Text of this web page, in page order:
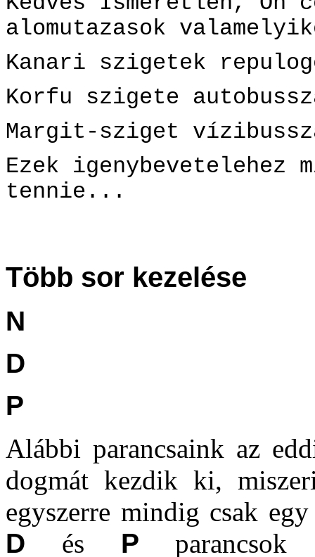
alomutazasok
Kanari szigetek
Korfu szigete
Margit-sziget
Ezek igenybevetelehez
tennie...
Több sor kezelése
N
D
P
Alábbi parancsaink az
dogmát kezdik ki,
egyszerre mindig csak
D és P parancsok